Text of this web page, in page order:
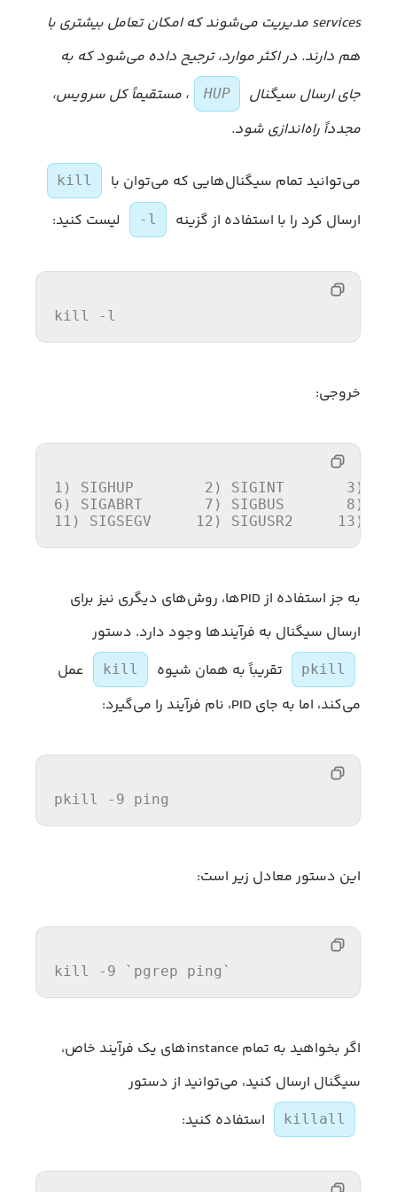
services مدیریت می‌شوند که امکان تعامل بیشتری با
هم دارند. در اکثر موارد، ترجیح داده می‌شود که به
جای ارسال سیگنال
HUP
، مستقیماً کل سرویس،
مجدداً راه‌اندازی شود.
می‌توانید تمام سیگنال‌هایی که می‌توان با kill
ارسال کرد را با استفاده از گزینه -l لیست کنید:
kill -l
خروجی:
1 2
3
6
7
8
11
12 13
به جز استفاده از PIDها، روش‌های دیگری نیز برای
ارسال سیگنال به فرآیندها وجود دارد. دستور
pkill تقریباً به همان شیوه kill
عمل
می‌کند، اما به جای PID، نام فرآیند را می‌گیرد:
pkill - 9 ping
این دستور معادل زیر است:
kill - 9 `pgrep ping`
اگر بخواهید به تمام instanceهای یک فرآیند خاص،
سیگنال ارسال کنید، می‌توانید از دستور
killall استفاده کنید: